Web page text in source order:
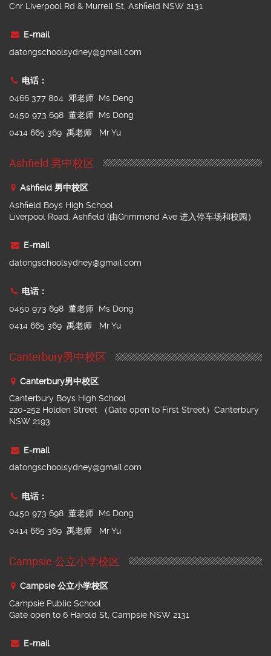
Cnr Liverpool Rd & Murrell St, Ashfield NSW 2131
E-mail
datongschoolsydney@gmail.com
电话：
0466 377 804 邓老师 Ms Deng
0450 973 698 董老师 Ms Dong
0414 665 369 禹老师 Mr Yu
Ashfield 男中校区
Ashfield 男中校区
Ashfield Boys High School
Liverpool Road, Ashfield (由Grimmond Ave 进入停车场和校园）
E-mail
datongschoolsydney@gmail.com
电话：
0450 973 698 董老师 Ms Dong
0414 665 369 禹老师 Mr Yu
Canterbury男中校区
Canterbury男中校区
Canterbury Boys High School
220-252 Holden Street （Gate open to First Street）Canterbury
NSW 2193
E-mail
datongschoolsydney@gmail.com
电话：
0450 973 698 董老师 Ms Dong
0414 665 369 禹老师 Mr Yu
Campsie 公立小学校区
Campsie 公立小学校区
Campsie Public School
Gate open to 6 Harold St, Campsie NSW 2131
E-mail